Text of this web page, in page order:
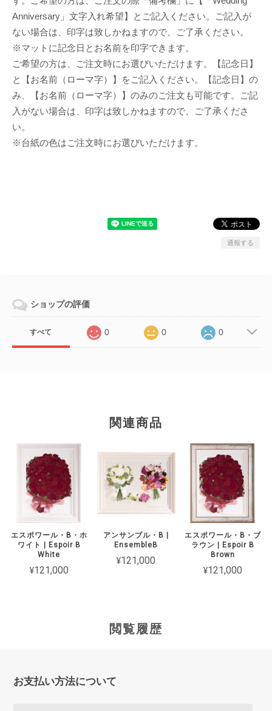
Anniversary」文字入れ希望】とご記入ください。ご記入が
ない場合は、印字は致しかねますので、ご了承ください。
※マットに記念日とお名前を印字できます。
ご希望の方は、ご注文時にお選びいただけます。【記念日】
と【お名前（ローマ字）】をご記入ください。【記念日】の
み、【お名前（ローマ字）】のみのご注文も可能です。ご記
入がない場合は、印字は致しかねますので、ご了承くださ
い。
※台紙の色はご注文時にお選びいただけます。
通報する
ショップの評価
すべて 0 0 0
関連商品
エスポワール・B・ホ
ワイト | Espoir B
White
¥121,000
アンサンブル・B |
EnsembleB
¥121,000
エスポワール・B・ブ
ラウン | Espoir B
Brown
¥121,000
閲覧履歴
お支払い方法について